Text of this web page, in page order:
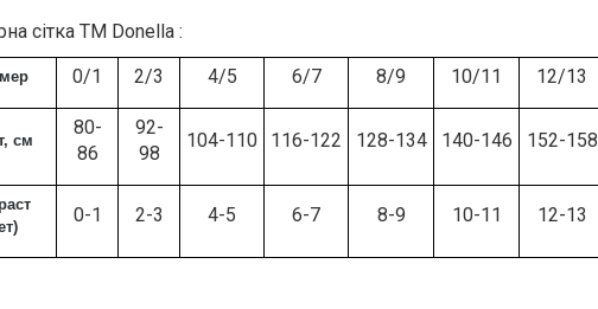
сітка ТМ Donella :
0/1 2/3 4/5 6/7 8/9 10/11 12/13
см
80-
86
92-
98
104-110 116-122 128-134 140-146 152-158
0-1 2-3 4-5 6-7 8-9 10-11 12-13